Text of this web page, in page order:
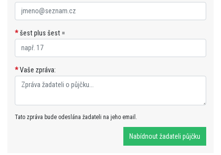
*šest plus šest =
*Vaše zpráva:
Tato zpráva bude odeslána žadateli na jeho email.